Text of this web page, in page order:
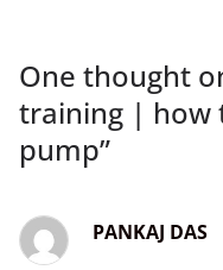
One thought
training | how
pump”
PANKAJ DAS